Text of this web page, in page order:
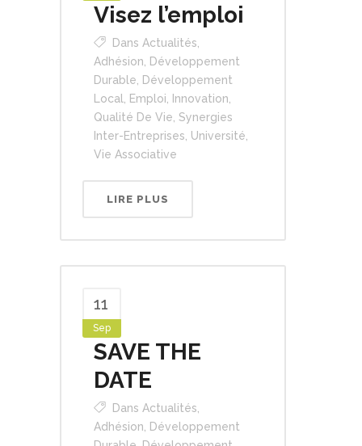
Visez l’emploi
Dans Actualités
Adhésion Développement
Durable Développement
Local
Emploi Innovation
Qualité De Vie Synergies
Inter-Entreprises Université
Vie Associative
LIRE PLUS
11
Sep
SAVE THE
DATE
Dans Actualités
Adhésion Développement